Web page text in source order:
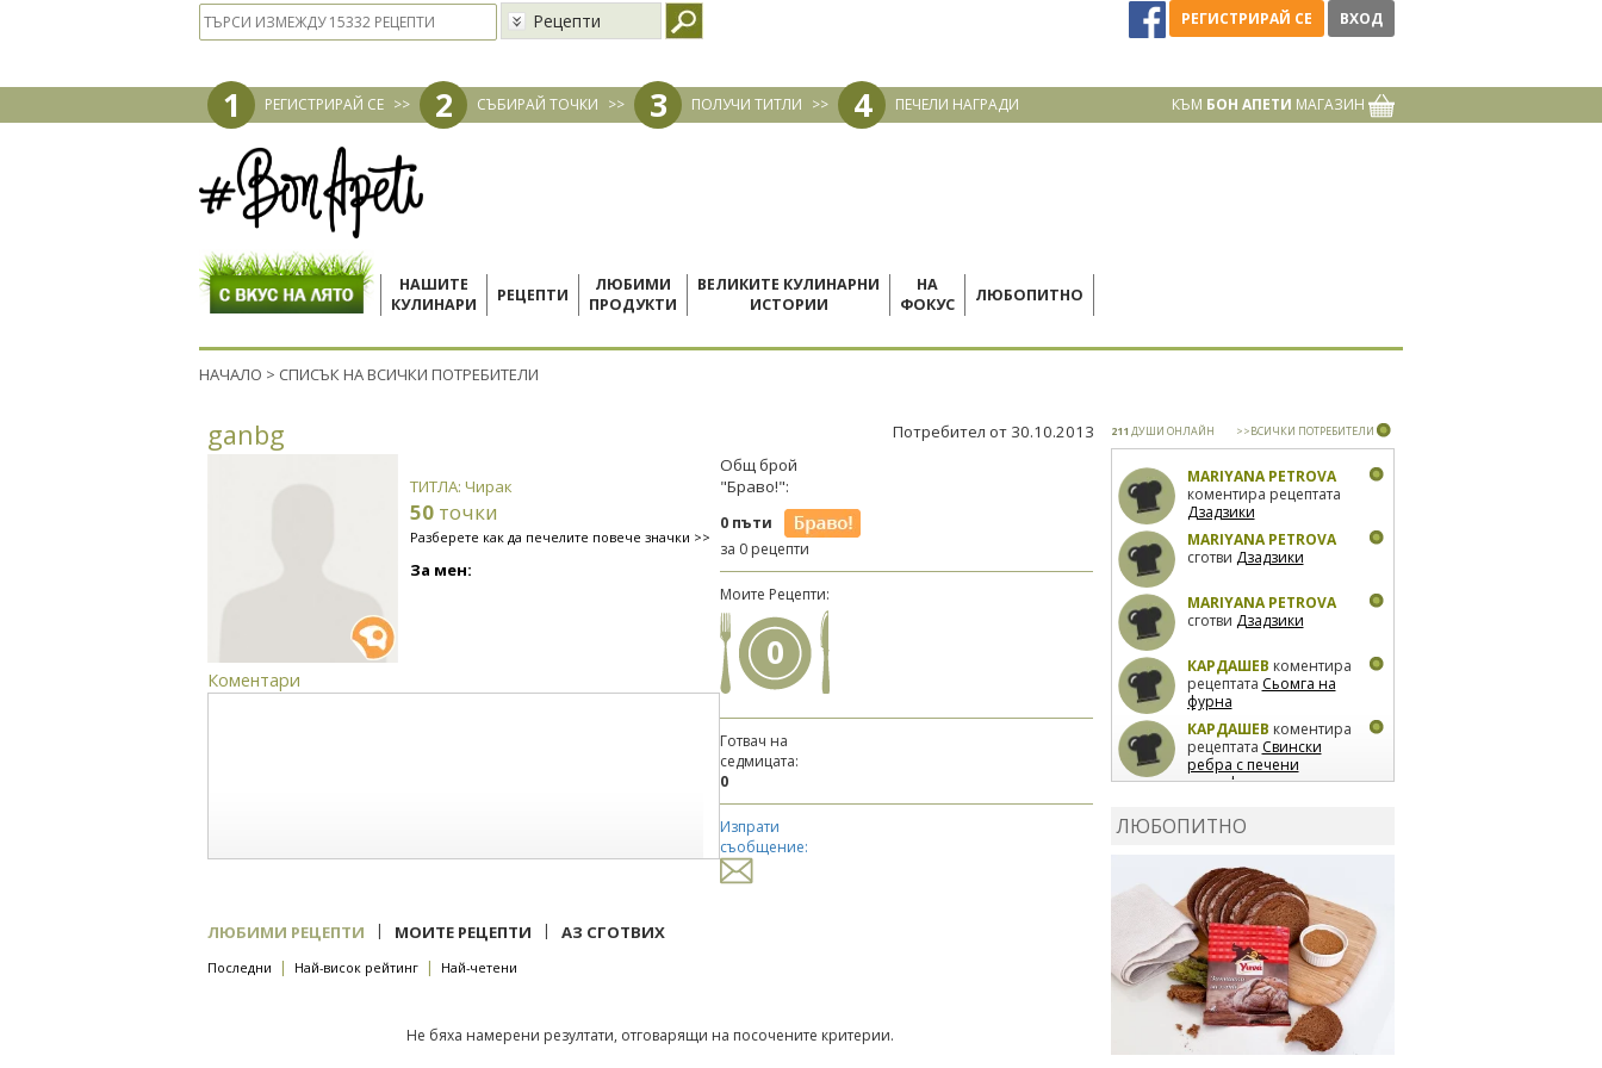
Рецепти РЕГИСТРИРАЙ СЕ ВХОД
1 РЕГИСТРИРАЙ СЕ >> 2 СЪБИРАЙ ТОЧКИ >> 3 ПОЛУЧИ ТИТЛИ >> 4 ПЕЧЕЛИ НАГРАДИ КЪМ БОН АПЕТИ МАГАЗИН
НАШИТЕ
КУЛИНАРИ
РЕЦЕПТИ
ЛЮБИМИ
ПРОДУКТИ
ВЕЛИКИТЕ КУЛИНАРНИ
ИСТОРИИ
НА
ФОКУС
ЛЮБОПИТНО
НАЧАЛО > СПИСЪК НА ВСИЧКИ ПОТРЕБИТЕЛИ
ganbg Потребител от 30.10.2013
ТИТЛА: Чирак
50 точки
Разберете как да печелите повече значки >>
За мен:
Коментари
Общ брой
"Браво!":
0 пъти
за 0 рецепти
Моите Рецепти:
0
Готвач на
седмицата:
0
Изпрати
съобщение:
ЛЮБИМИ РЕЦЕПТИ | МОИТЕ РЕЦЕПТИ | АЗ СГОТВИХ
Последни | Най-висок рейтинг | Най-четени
Не бяха намерени резултати, отговарящи на посочените критерии.
211 ДУШИ ОНЛАЙН >>ВСИЧКИ ПОТРЕБИТЕЛИ
MARIYANA PETROVA
коментира рецептата
Дзадзики
MARIYANA PETROVA
сготви Дзадзики
MARIYANA PETROVA
сготви Дзадзики
КАРДАШЕВ коментира
рецептата Сьомга на
фурна
КАРДАШЕВ коментира
рецептата Свински
ребра с печени
картофи
лимон
коментира рецептата
Киноа със зеленчуци
ЛЮБОПИТНО